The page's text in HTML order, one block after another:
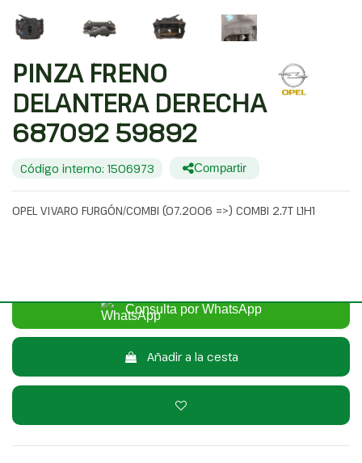
PINZA FRENO
DELANTERA DERECHA
687092 59892
Código interno: 1506973 Compartir
OPEL VIVARO FURGÓN/COMBI (07.2006 =>) COMBI 2.7T L1H1
Consulta por WhatsApp
Añadir a la cesta